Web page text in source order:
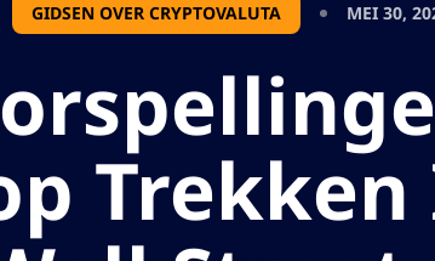
GIDSEN OVER CRYPTOVALUTA MEI 30,